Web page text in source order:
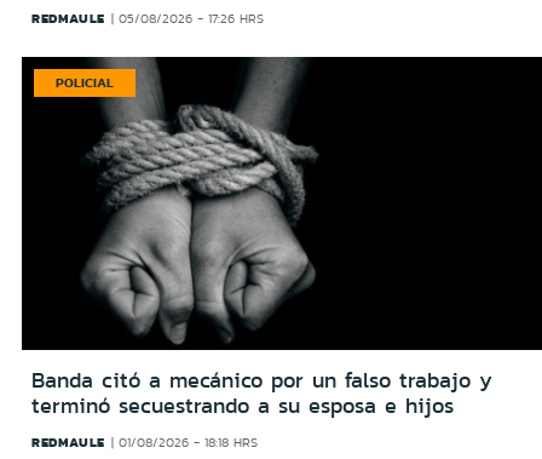
REDMAULE 05/08/2026 - 17:26 HRS
POLICIAL
Banda citó a mecánico por un falso trabajo y
terminó secuestrando a su esposa e hijos
REDMAULE 01/08/2026 - 18:18 HRS